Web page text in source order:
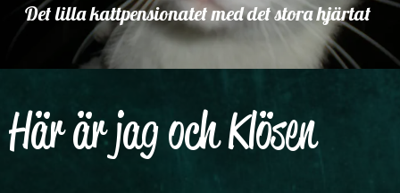
Det lilla kattpensionatet med det stora hjärtat
Här är jag och Klösen